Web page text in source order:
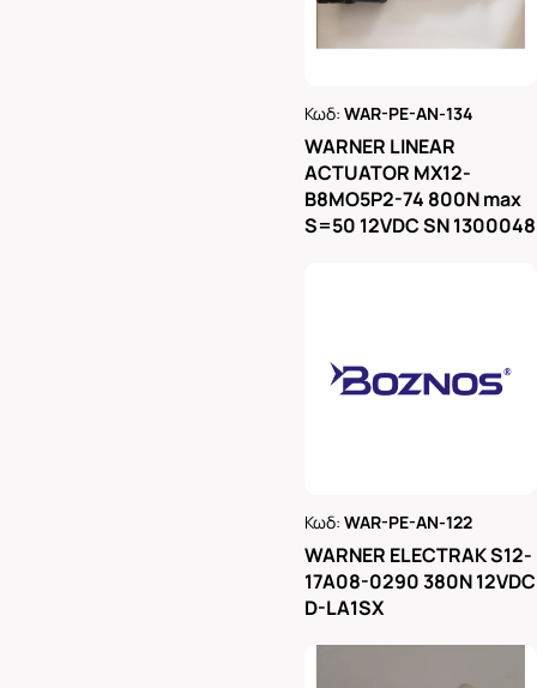
Κωδ:WAR-PE-AN-134
WARNER LINEAR
ACTUATOR MX12-
B8MO5P2-74 800N max
S=50 12VDC SN 1300048
Κωδ:WAR-PE-AN-122
WARNER ELECTRAK S12-
17A08-0290 380N 12VDC
D-LA1SX